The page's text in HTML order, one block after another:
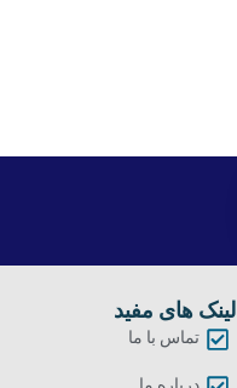
لینک های مفید
تماس با ما